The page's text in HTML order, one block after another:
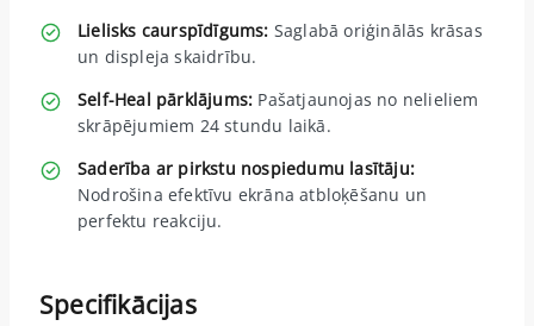
Lielisks caurspīdīgums: Saglabā oriģinālās krāsas
un displeja skaidrību.
Self-Heal pārklājums: Pašatjaunojas no nelieliem
skrāpējumiem 24 stundu laikā.
Saderība ar pirkstu nospiedumu lasītāju:
Nodrošina efektīvu ekrāna atbloķēšanu un
perfektu reakciju.
Specifikācijas